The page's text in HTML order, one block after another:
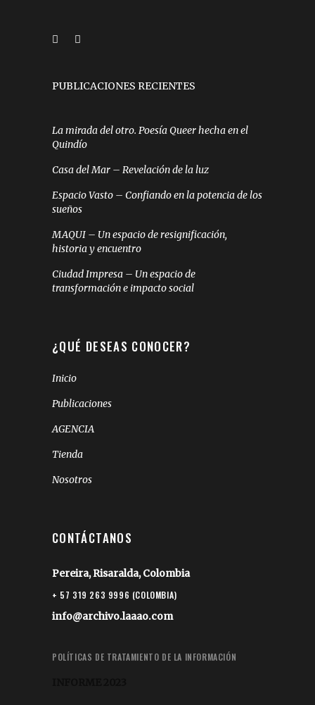
PUBLICACIONES RECIENTES
La mirada del otro. Poesía Queer hecha en el
Quindío
Casa del Mar – Revelación de la luz
Espacio Vasto – Confiando en la potencia de los
sueños
MAQUI – Un espacio de resignificación,
historia y encuentro
Ciudad Impresa – Un espacio de
transformación e impacto social
¿QUÉ DESEAS CONOCER?
Inicio
Publicaciones
AGENCIA
Tienda
Nosotros
CONTÁCTANOS
Pereira, Risaralda, Colombia
+ 57 319 263 9996 (COLOMBIA)
info@archivo.laaao.com
POLÍTICAS DE TRATAMIENTO DE LA INFORMACIÓN